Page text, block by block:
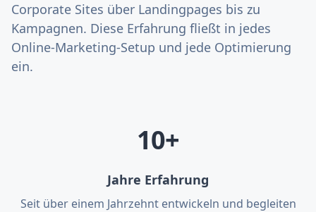
Corporate Sites über Landingpages bis zu
Kampagnen. Diese Erfahrung fließt in jedes
Online-Marketing-Setup und jede Optimierung
ein.
10+
Jahre Erfahrung
Seit über einem Jahrzehnt entwickeln und begleiten